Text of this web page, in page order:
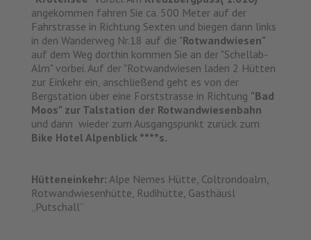
angekommen fahren Sie ca. 500 Meter auf der
Fahrstrasse in Richtung Sexten und biegen dann links
in den Wanderweg Nr.18 auf die "Rotwandwiesen"
auf dem Weg dorthin kommen Sie an der "Schellab-
Alm" vorbei. Auf der "Rotwandwiesen laden 2 Hütten
zur Einkehr ein, anschließend geht es von der
Bergstation über eine Forststrasse in Richtung "Bad
Moos" zur Talstation der Rotwandwiesenbahn
und dann wieder zum Ausgangspunkt zurück zum
Bike Hotel Alpenblick ****s.
Hütteneinkehr: Alpe Nemes Hütte, Coltrondoalm,
Rotwandwiesenhütte, Rudihütte, Gasthäusl
„Putschall“